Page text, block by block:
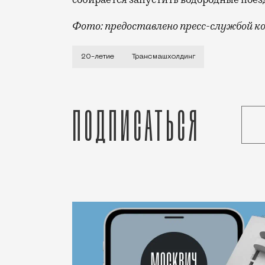
Фото: предоставлено пресс-службой
Трансмашхолдинг — это крупнейший
20-летие Трансмашхолдинг
Подписаться